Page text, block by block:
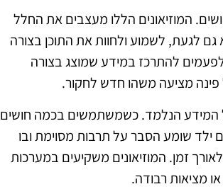
המוזיאונים הללו מעצבים את החלל
לגעת, לשמוע ולחוות את התוכן בצורה
להתרכז במידע שמוצג בצורה
פינה מציעה משהו חדש לחקור.
של המידע הנלמד. כשמשתמשים בכמה חושים
ילד שומע הסבר על תרבות מסוימת ובו
זמן. המוזיאונים משקיעים במערכות
מציאות רבודה.